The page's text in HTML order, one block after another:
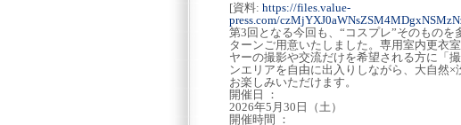
[資料: https://files.value-
press.com/
第3回となる今回も、“コスプレ”そのもの
ターンご用意いたしました。専用室内更衣
ヤーの撮影や交流だけを希望される方に「
ンエリアを自由に出入りしながら、大自然
お楽しみいただけます。
開催日 ：
2026年5月30日（土）
開催時間 ：